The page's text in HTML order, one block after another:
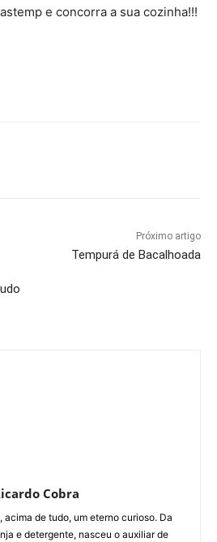
e concorra a sua cozinha!!!
Próximo artigo
Tempurá de Bacalhoada
Cobra
acima de tudo, um eterno curioso. Da
e detergente, nasceu o auxiliar de